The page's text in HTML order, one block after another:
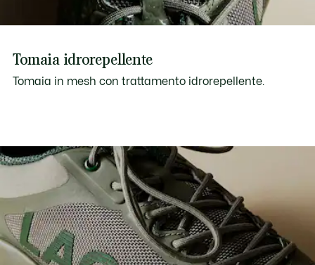
Tomaia idrorepellente
Tomaia in mesh con trattamento idrorepellente.